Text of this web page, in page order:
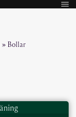
» Bollar